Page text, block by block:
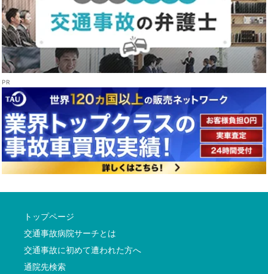
トップページ
交通事故病院サーチとは
交通事故に初めて遭われた方へ
通院先検索